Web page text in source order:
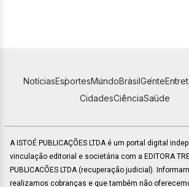
NotíciasEsportesMundoBrasilGente
CidadesCiênciaSaúde
A ISTOÉ PUBLICAÇÕES LTDA é um portal digital
vinculação editorial e societária com a EDITORA
PUBLICACÕES LTDA (recuperação judicial).
realizamos cobranças e que também não